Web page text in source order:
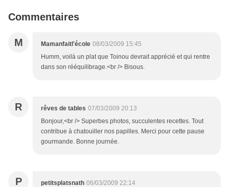
Commentaires
M Mamanfaitl'école 08/03/2009 15:45
Humm, voilà un plat que Toinou devrait apprécié et qui rentre
dans son rééquilibrage.<br /> Bisous.
R rêves de tables 07/03/2009 20:13
Bonjour,<br /> Superbes photos, succulentes recettes. Tout
contribue à chatouiller nos papilles. Merci pour cette pause
gourmande. Bonne journée.
P petitsplatsnath 06/03/2009 22:14